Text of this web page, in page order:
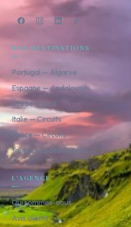
NOS DESTINATIONS
Portugal — Algarve
Espagne — Andalousie
Maroc — Golf
Italie — Circuits
Grèce — Circuits
Toutes nos destinations →
L'AGENCE
Qui sommes-nous
Avis clients